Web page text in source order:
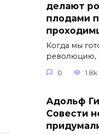
делают
плодами
Когда мы
революцию,
0 1.8k.
Адольф
Совести